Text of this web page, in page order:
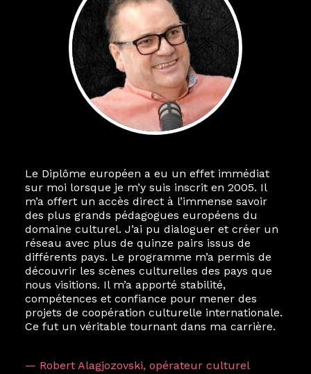
Le Diplôme européen a eu un effet immédiat
sur moi lorsque je m’y suis inscrit en 2005. Il
m’a offert un accès direct à l’immense savoir
des plus grands pédagogues européens du
domaine culturel. J’ai pu dialoguer et créer un
réseau avec plus de quinze pairs issus de
différents pays. Le programme m’a permis de
découvrir les scènes culturelles des pays que
nous visitions. Il m’a apporté stabilité,
compétences et confiance pour mener des
projets de coopération culturelle internationale.
Ce fut un véritable tournant dans ma carrière.
— Robert Alagjozovski, opérateur culturel
Le destin a voulu que ma vie privée et ma vie
professionnelle dans les arts soient étroitement
liées. Durant mon année au sein du Diplôme
Marcel Hicter, j’ai intégré un réseau européen
aussi inattendu que vibrant, qui s’est étendu
bien au-delà de la salle de classe. En quelques
mois, j’invitais mes camarades à collaborer sur
des projets allant de Baguio City à Pékin,
de Helsinki à Kuala Lumpur, Langkawi, Manille,
Tokyo et Varsovie, renforçant ainsi ma vision de
curatrice consistant à connecter des artistes à
travers les disciplines et les continents.
celle avec ma consœurHicterienneRuthe